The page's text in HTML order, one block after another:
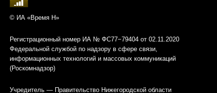
© ИА «Время Н»
Регистрационный номер ИА № ФС77−79404 от 02.11.2020
Федеральной службой по надзору в сфере связи,
информационных технологий и массовых коммуникаций
(Роскомнадзор)
Учредитель — Правительство Нижегородской области